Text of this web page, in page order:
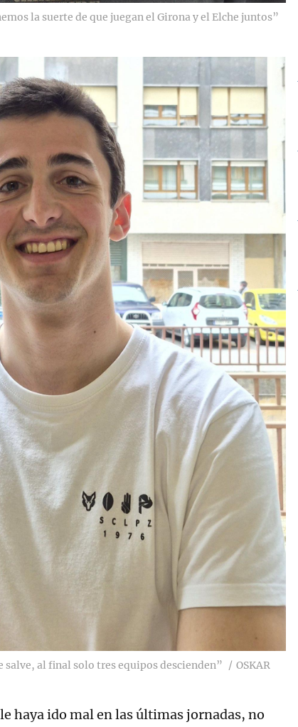
la suerte de que juegan el Girona y el Elche juntos”
salve, al final solo tres equipos descienden”
OSKAR
haya ido mal en las últimas jornadas, no